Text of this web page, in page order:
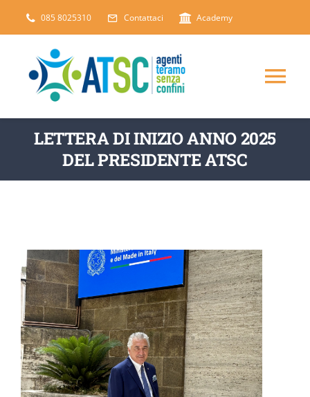
085 8025310 Contattaci Academy
CHI SIAMO
ARTICOLI
DOWNLOAD
SOSTENIBILITÀ
LETTERA DI INIZIO ANNO 2025
DEL PRESIDENTE ATSC